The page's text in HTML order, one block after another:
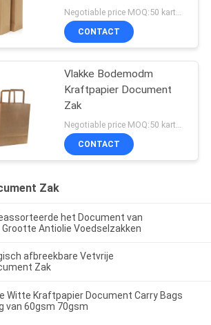
Negotiable price MOQ:50 karton
CONTACT
Vlakke Bodemodm
Kraftpapier Document
Zak
CONTACT
Zak
het Document van
Antiolie Voedselzakken
afbreekbare Vetvrije
Zak
Witte Kraftpapier Document Carry Bags
van 60gsm 70gsm